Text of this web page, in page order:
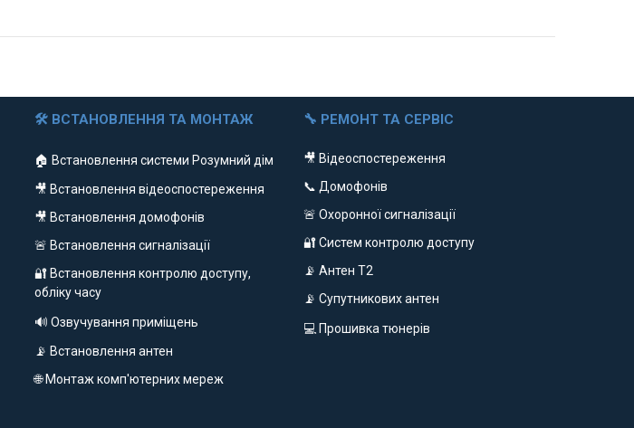
🛠 ВСТАНОВЛЕННЯ ТА МОНТАЖ
🏠 Встановлення системи Розумний дім
🎥 Встановлення відеоспостереження
🎥 Встановлення домофонів
🚨 Встановлення сигналізації
🔐 Встановлення контролю доступу,
обліку часу
🔊 Озвучування приміщень
📡 Встановлення антен
🌐 Монтаж комп'ютерних мереж
🔧 РЕМОНТ ТА СЕРВІС
🎥 Відеоспостереження
📞 Домофонів
🚨 Охоронної сигналізації
🔐 Систем контролю доступу
📡 Антен Т2
📡 Супутникових антен
💻 Прошивка тюнерів